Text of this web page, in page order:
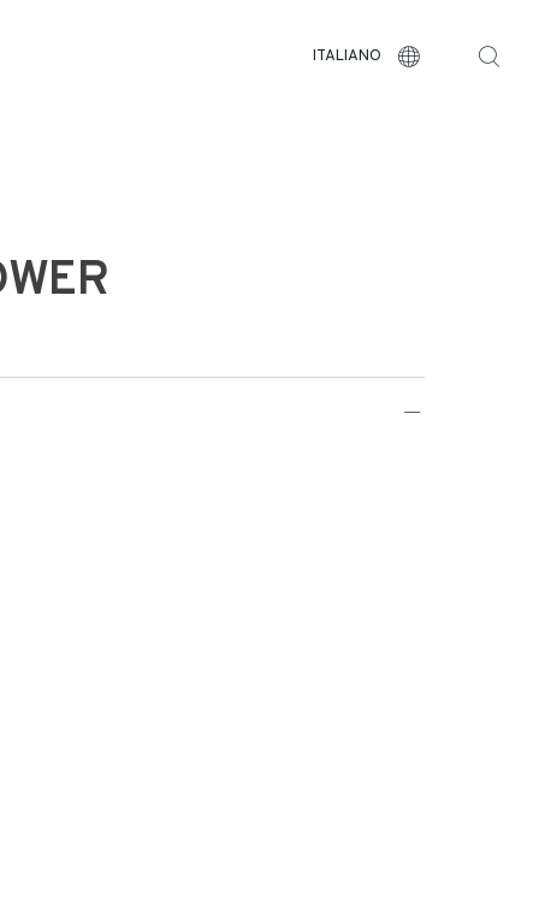
ITALIANO